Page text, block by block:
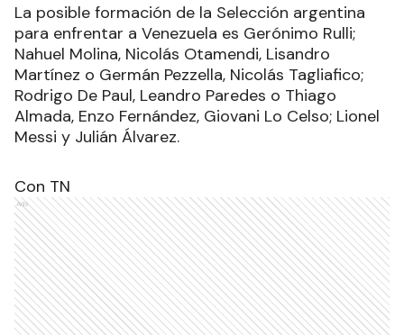
La posible formación de la Selección argentina
para enfrentar a Venezuela es Gerónimo Rulli;
Nahuel Molina, Nicolás Otamendi, Lisandro
Martínez o Germán Pezzella, Nicolás Tagliafico;
Rodrigo De Paul, Leandro Paredes o Thiago
Almada, Enzo Fernández, Giovani Lo Celso; Lionel
Messi y Julián Álvarez.
Con TN
Ads